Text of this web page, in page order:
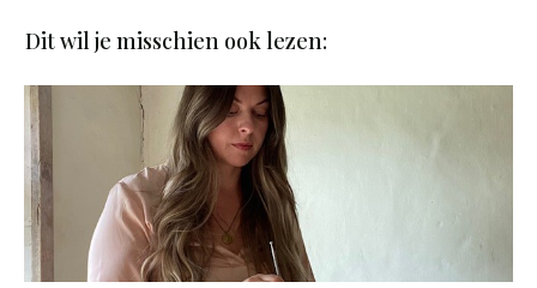
Dit wil je misschien ook lezen: